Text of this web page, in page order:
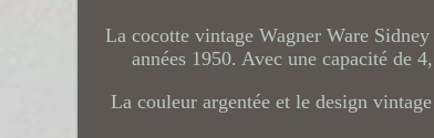
La cocotte vintage Wagner Ware
années 1950. Avec une capacité de
La couleur argentée et le design